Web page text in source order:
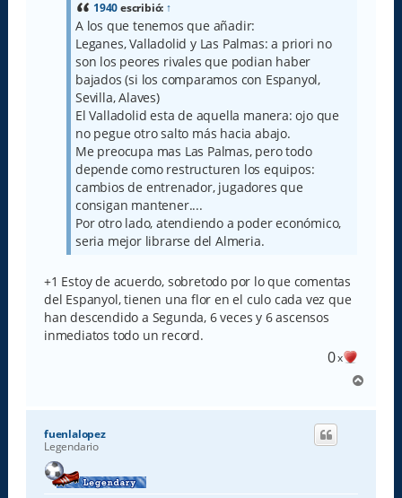
1940escribió: ↑
A los que tenemos que añadir:
Leganes, Valladolid y Las Palmas: a priori no
son los peores rivales que podian haber
bajados (si los comparamos con Espanyol,
Sevilla, Alaves)
El Valladolid esta de aquella manera: ojo que
no pegue otro salto más hacia abajo.
Me preocupa mas Las Palmas, pero todo
depende como restructuren los equipos:
cambios de entrenador, jugadores que
consigan mantener....
Por otro lado, atendiendo a poder económico,
seria mejor librarse del Almeria.
+1 Estoy de acuerdo, sobretodo por lo que comentas
del Espanyol, tienen una flor en el culo cada vez que
han descendido a Segunda, 6 veces y 6 ascensos
inmediatos todo un record.
0x
r
fuenlalopez
Legendario